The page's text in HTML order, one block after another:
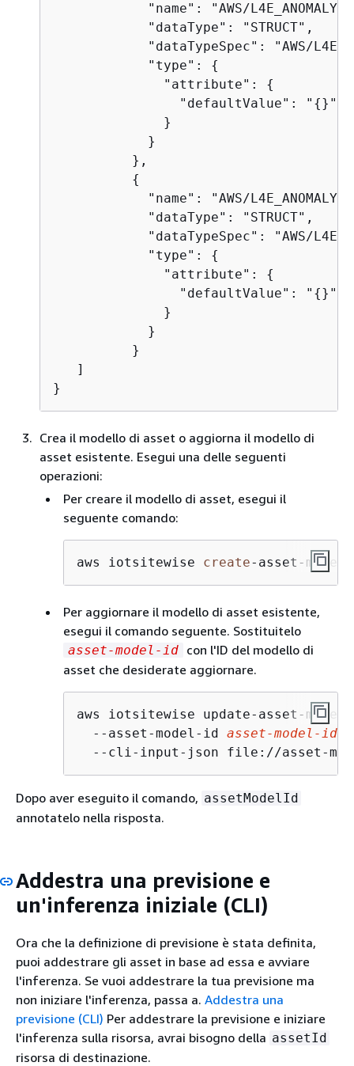
"name": "AWS/
            "dataType": "STRUCT",
"dataTypeSpec": "AWS/
            "type":
{
              "attribute":
{
                "defaultValue": "
{}"
              }
            }
          },
{
"name": "AWS/
            "dataType": "STRUCT",
"dataTypeSpec": "AWS/
            "type":
{
              "attribute":
{
                "defaultValue": "
{}"
              }
            }
          }
   ]
}
Crea il modello di asset o aggiorna il modello di
asset esistente. Esegui una delle seguenti
operazioni:
Per creare il modello di asset, esegui il
seguente comando:
aws iotsitewise create- asset - model
Per aggiornare il modello di asset esistente,
esegui il comando seguente. Sostituitelo
asset-model-id con l'ID del modello di
asset che desiderate aggiornare.
aws iotsitewise update-asset-model
  --asset-model-id
asset-model-id
--cli-input-json file://asset-
Dopo aver eseguito il comando, assetModelId
annotatelo nella risposta.
Addestra una previsione e
un'inferenza iniziale (CLI)
Ora che la definizione di previsione è stata definita,
puoi addestrare gli asset in base ad essa e avviare
l'inferenza. Se vuoi addestrare la tua previsione ma
non iniziare l'inferenza, passa a. Addestra una
previsione (CLI) Per addestrare la previsione e iniziare
l'inferenza sulla risorsa, avrai bisogno della assetId
risorsa di destinazione.